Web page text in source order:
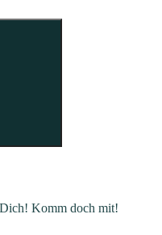
Komm doch mit!